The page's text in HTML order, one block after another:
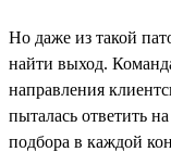
Но даже из такой
найти выход.
направления
пыталась ответить
подбора в каждой